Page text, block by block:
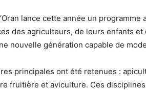
lance cette année un
des agriculteurs, de leurs enfants
nouvelle génération capable de
principales ont été retenues :
fruitière et aviculture. Ces